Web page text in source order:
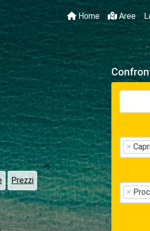
Home Aree
Prezzi
×
×